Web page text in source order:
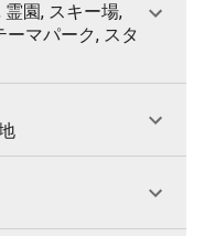
園, スキー場,
ーマパーク, スタ